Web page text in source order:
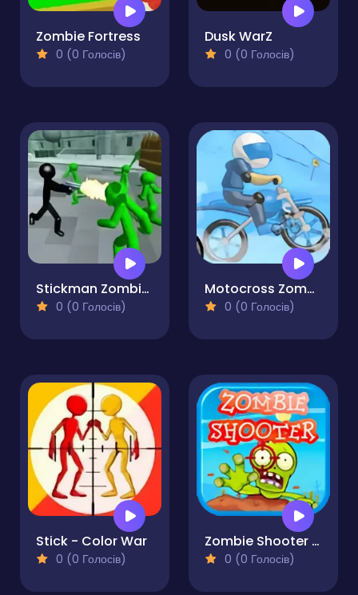
Zombie Fortress
0 (0 Голосів)
Dusk WarZ
0 (0 Голосів)
Stickman Zombie Shooting 3D
0 (0 Голосів)
Motocross Zombie
0 (0 Голосів)
Stick - Color War
0 (0 Голосів)
Zombie Shooter Apocalypse
0 (0 Голосів)